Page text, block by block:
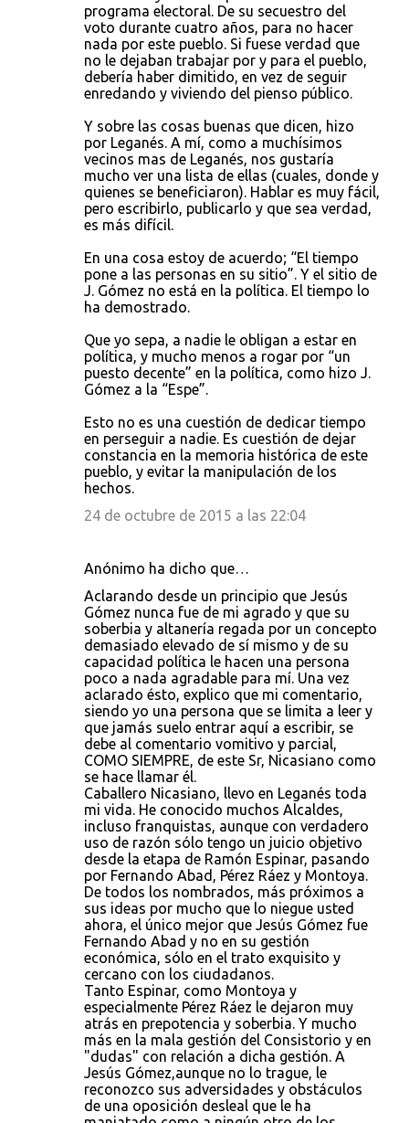
programa electoral. De su secuestro del
voto durante cuatro años, para no hacer
nada por este pueblo. Si fuese verdad que
no le dejaban trabajar por y para el pueblo,
debería haber dimitido, en vez de seguir
enredando y viviendo del pienso público.
Y sobre las cosas buenas que dicen, hizo
por Leganés. A mí, como a muchísimos
vecinos mas de Leganés, nos gustaría
mucho ver una lista de ellas (cuales, donde y
quienes se beneficiaron). Hablar es muy fácil,
pero escribirlo, publicarlo y que sea verdad,
es más difícil.
En una cosa estoy de acuerdo; “El tiempo
pone a las personas en su sitio”. Y el sitio de
J. Gómez no está en la política. El tiempo lo
ha demostrado.
Que yo sepa, a nadie le obligan a estar en
política, y mucho menos a rogar por “un
puesto decente” en la política, como hizo J.
Gómez a la “Espe”.
Esto no es una cuestión de dedicar tiempo
en perseguir a nadie. Es cuestión de dejar
constancia en la memoria histórica de este
pueblo, y evitar la manipulación de los
hechos.
24 de octubre de 2015 a las 22:04
Anónimo ha dicho que…
Aclarando desde un principio que Jesús
Gómez nunca fue de mi agrado y que su
soberbia y altanería regada por un concepto
demasiado elevado de sí mismo y de su
capacidad política le hacen una persona
poco a nada agradable para mí. Una vez
aclarado ésto, explico que mi comentario,
siendo yo una persona que se limita a leer y
que jamás suelo entrar aquí a escribir, se
debe al comentario vomitivo y parcial,
COMO SIEMPRE, de este Sr, Nicasiano como
se hace llamar él.
Caballero Nicasiano, llevo en Leganés toda
mi vida. He conocido muchos Alcaldes,
incluso franquistas, aunque con verdadero
uso de razón sólo tengo un juicio objetivo
desde la etapa de Ramón Espinar, pasando
por Fernando Abad, Pérez Ráez y Montoya.
De todos los nombrados, más próximos a
sus ideas por mucho que lo niegue usted
ahora, el único mejor que Jesús Gómez fue
Fernando Abad y no en su gestión
económica, sólo en el trato exquisito y
cercano con los ciudadanos.
Tanto Espinar, como Montoya y
especialmente Pérez Ráez le dejaron muy
atrás en prepotencia y soberbia. Y mucho
más en la mala gestión del Consistorio y en
"dudas" con relación a dicha gestión. A
Jesús Gómez,aunque no lo trague, le
reconozco sus adversidades y obstáculos
de una oposición desleal que le ha